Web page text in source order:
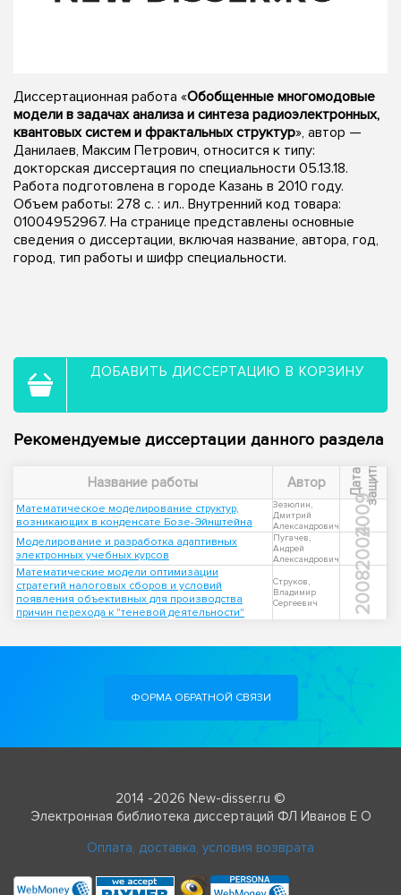
Диссертационная работа «Обобщенные многомодовые
модели в задачах анализа и синтеза радиоэлектронных,
квантовых систем и фрактальных структур», автор —
Данилаев, Максим Петрович, относится к типу:
докторская диссертация по специальности 05.13.18.
Работа подготовлена в городе Казань в 2010 году.
Объем работы: 278 с. : ил.. Внутренний код товара:
01004952967. На странице представлены основные
сведения о диссертации, включая название, автора, год,
город, тип работы и шифр специальности.
ДОБАВИТЬ ДИССЕРТАЦИЮ В КОРЗИНУ
Рекомендуемые диссертации данного раздела
Название работы Автор Д
а
т
а
з
а
щ
и
ты
Математическое моделирование структур,
возникающих в конденсате Бозе-Эйнштейна
Зезюлин,
Дмитрий
Александрович
2009
Моделирование и разработка адаптивных
электронных учебных курсов
Пугачев,
Андрей
Александрович
2004
Математические модели оптимизации
стратегий налоговых сборов и условий
появления объективных для производства
причин перехода к "теневой деятельности"
Струков,
Владимир
Сергеевич
2008
ФОРМА ОБРАТНОЙ СВЯЗИ
2014 -2026 New-disser.ru ©
Электронная библиотека диссертаций ФЛ Иванов Е О
Оплата, доставка, условия возврата